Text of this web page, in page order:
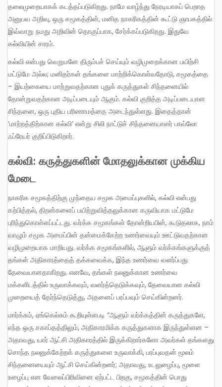
தலைமுறையாகக் கடத்தப்படுகிறது. நாமே வாழ்ந்து நேரடியாகப் பெறாத
அனுபவ அறிவு, ஒரு சமூகத்தின், மனித நாகரிகத்தின் கூட்டு ஞாபகத்தில்
இவ்வாறு நமது அறிவின் தொகுப்பாக, சேர்க்கப்படுகிறது. இதுவே
கல்வியின் சாரம்.
கல்வி என்பது வெறுமனே திரும்பச் செய்யும் வழிமுறைக்கான பயிற்சி
மட்டுமே அல்ல; மனிதர்கள் தங்களை மாற்றிக்கொள்வதோடு, சமூகத்தை
– இயற்கையை மாற்றுவதற்கான புதுக் கருத்துகள் சிந்தனையில்
தோன்றுவதற்கான அடிப்படையும் ஆகும். கல்வி குறித்த அடிப்படையான
சிந்தனை, ஒரு புதிய பரிணாமத்தை அடைந்துள்ளது. இதைத்தான்
‘மாற்றத்திற்கான கல்வி’ என்று சிலி நாட்டுச் சிந்தனையாளர் பாவ்லோ
ஃப்ரேயர் குறிப்பிடுகிறார்.
கல்வி: கருத்துகளின் மோதலுக்கான முக்கிய
மேடை
நாகரிக சமூகத்திற்கு முந்தைய சமூக அமைப்புகளில், கல்வி என்பது
கற்பித்தல், திறன்களைப் பயிற்றுவித்தலுக்கான கருவியாக மட்டுமே
புரிந்துகொள்ளப்பட்டது. வர்க்க சமூகங்கள் தோன்றியபின், கூடுதலாக, நாம்
வாழும் சமூக அமைப்பின் தன்மைக்கேற்ற உணர்வையும் ஊட்டுவதற்கான
வழிமுறையாக மாறியது. வர்க்க சமூகங்களில், ஆளும் வர்க்கங்களுக்குத்
தங்கள் அதிகாரத்தைத் தக்கவைக்க, இந்த உணர்வை வளர்ப்பது
தேவையானதாகிறது. எனவே, தங்கள் நலனுக்கான உணர்வை
மக்களிடத்தில் உருவாக்கவும், வளர்த்தெடுக்கவும், தேவையான கல்வி
முறையைத் தேர்ந்தெடுத்து, அதனைப் பரப்பவும் செய்கின்றனர்.
மார்க்சும், ஏங்கெல்சும் கூறியுள்ளபடி “ஆளும் வர்க்கத்தின் கருத்துகளே,
எந்த ஒரு சகாப்தத்திலும், அதிகாரமிக்க கருத்துகளாக இருந்துள்ளன –
அதாவது, யார் ஆட்சி அதிகாரத்தில் இருக்கிறார்களோ அவர்கள் தங்களது
சொந்த நலனுக்கேற்றக் கருத்துகளை உருவாக்கி, பரப்புவதன் மூலம்
சிந்தனையையும் ஆட்சி செய்கின்றனர்; அதாவது, உடலுழைப்பு, மூளை
உழைப்பு என வேலைப்பிரிவினை ஏற்பட்ட பிறகு, சமூகத்தின் பொது